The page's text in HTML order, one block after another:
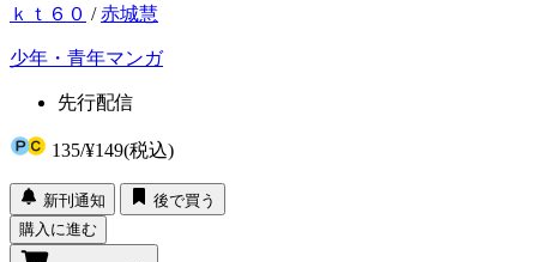
ｋｔ６０ /赤城慧
少年・青年マンガ
先行配信
135/¥149(税込)
新刊通知
後で買う
購入に進む